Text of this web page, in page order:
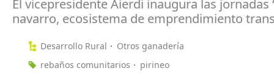
El vicepresidente Aierdi inaugura las jornadas
navarro, ecosistema de emprendimiento
Desarrollo Rural
Otros ganadería
rebaños comunitarios
pirineo